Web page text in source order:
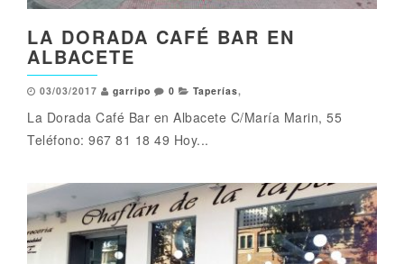
LA DORADA CAFÉ BAR EN
ALBACETE
03/03/2017 garripo 0 Taperías,
La Dorada Café Bar en Albacete C/María Marin, 55
Teléfono: 967 81 18 49 Hoy...